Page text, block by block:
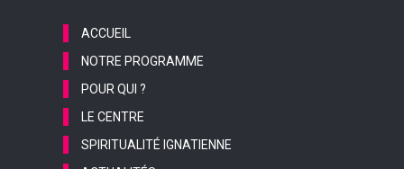
ACCUEIL
NOTRE PROGRAMME
POUR QUI ?
LE CENTRE
SPIRITUALITÉ IGNATIENNE